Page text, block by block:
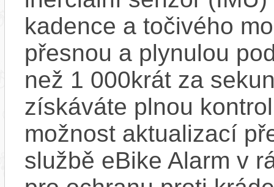
kadence a točivého
přesnou a plynulou
než 1 000krát za
získáváte plnou
možnost aktualizací
službě eBike Alarm v